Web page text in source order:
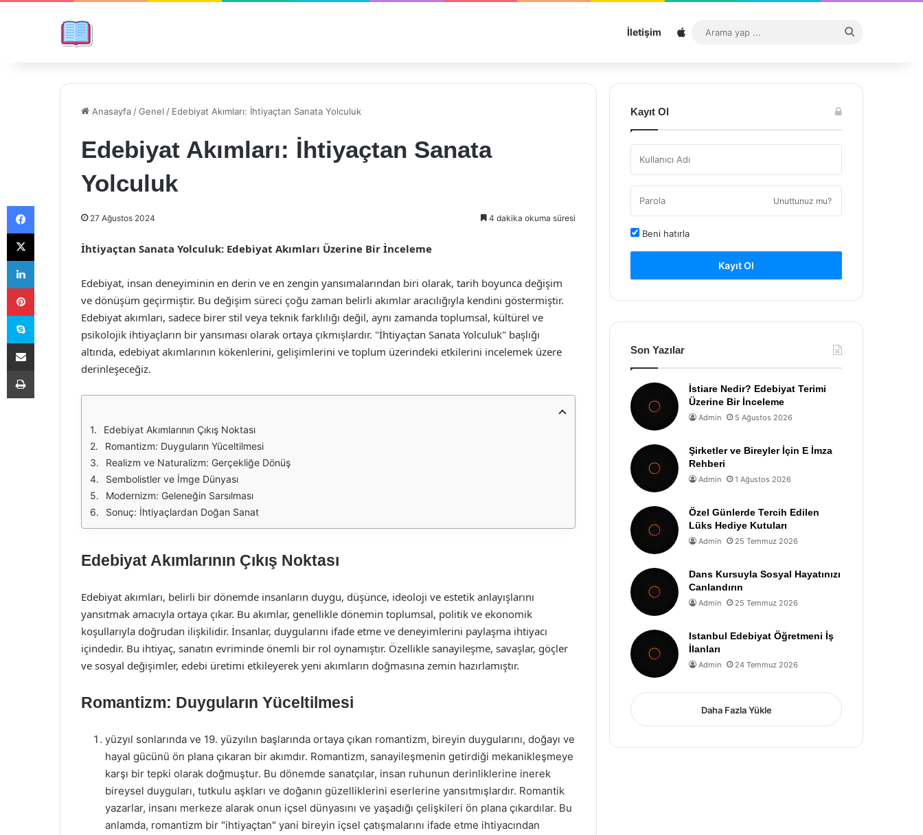
İletişim Sitemap
...
Anasayfa /Genel / Edebiyat Akımları: İhtiyaçtan Sanata Yolculuk
Edebiyat Akımları: İhtiyaçtan Sanata
Yolculuk
27 Ağustos 2024 4 dakika okuma süresi
İhtiyaçtan Sanata Yolculuk: Edebiyat Akımları Üzerine Bir İnceleme
Edebiyat, insan deneyiminin en derin ve en zengin yansımalarından biri olarak, tarih boyunca değişim
ve dönüşüm geçirmiştir. Bu değişim süreci çoğu zaman belirli akımlar aracılığıyla kendini göstermiştir.
Edebiyat akımları, sadece birer stil veya teknik farklılığı değil, aynı zamanda toplumsal, kültürel ve
psikolojik ihtiyaçların bir yansıması olarak ortaya çıkmışlardır. "İhtiyaçtan Sanata Yolculuk" başlığı
altında, edebiyat akımlarının kökenlerini, gelişimlerini ve toplum üzerindeki etkilerini incelemek üzere
derinleşeceğiz.
Edebiyat Akımlarının Çıkış Noktası
Romantizm: Duyguların Yüceltilmesi
Realizm ve Naturalizm: Gerçekliğe Dönüş
Sembolistler ve İmge Dünyası
Modernizm: Geleneğin Sarsılması
Sonuç: İhtiyaçlardan Doğan Sanat
Edebiyat Akımlarının Çıkış Noktası
Edebiyat akımları, belirli bir dönemde insanların duygu, düşünce, ideoloji ve estetik anlayışlarını
yansıtmak amacıyla ortaya çıkar. Bu akımlar, genellikle dönemin toplumsal, politik ve ekonomik
koşullarıyla doğrudan ilişkilidir. İnsanlar, duygularını ifade etme ve deneyimlerini paylaşma ihtiyacı
içindedir. Bu ihtiyaç, sanatın evriminde önemli bir rol oynamıştır. Özellikle sanayileşme, savaşlar, göçler
ve sosyal değişimler, edebi üretimi etkileyerek yeni akımların doğmasına zemin hazırlamıştır.
Romantizm: Duyguların Yüceltilmesi
yüzyıl sonlarında ve 19. yüzyılın başlarında ortaya çıkan romantizm, bireyin duygularını, doğayı ve
hayal gücünü ön plana çıkaran bir akımdır. Romantizm, sanayileşmenin getirdiği mekanikleşmeye
karşı bir tepki olarak doğmuştur. Bu dönemde sanatçılar, insan ruhunun derinliklerine inerek
bireysel duyguları, tutkulu aşkları ve doğanın güzelliklerini eserlerine yansıtmışlardır. Romantik
yazarlar, insanı merkeze alarak onun içsel dünyasını ve yaşadığı çelişkileri ön plana çıkardılar. Bu
anlamda, romantizm bir "ihtiyaçtan" yani bireyin içsel çatışmalarını ifade etme ihtiyacından
Kayıt Ol
Unuttunuz mu?
Beni hatırla
Kayıt Ol
Son Yazılar
İstiare Nedir? Edebiyat Terimi
Üzerine Bir İnceleme
Admin 5 Ağustos 2026
Şirketler ve Bireyler İçin E İmza
Rehberi
Admin 1 Ağustos 2026
Özel Günlerde Tercih Edilen
Lüks Hediye Kutuları
Admin 25 Temmuz 2026
Dans Kursuyla Sosyal Hayatınızı
Canlandırın
Admin 25 Temmuz 2026
Istanbul Edebiyat Öğretmeni İş
İlanları
Admin 24 Temmuz 2026
Daha Fazla Yükle
Facebook
X
LinkedIn
Pinterest
Skype
E-Posta ile paylaş